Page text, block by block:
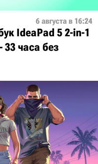
6 августа в 16:24
IdeaPad 5 2-in-1
33 часа без